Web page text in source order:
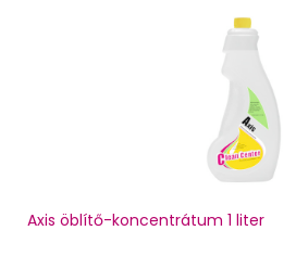
Axis öblítő-koncentrátum 1 liter